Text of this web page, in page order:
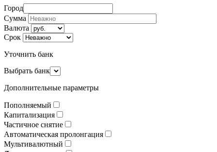
Город
Сумма
Валюта
Срок
Уточнить банк
Выбрать банк
Дополнительные параметры
Пополняемый
Капитализация
Частичное снятие
Автоматическая пролонгация
Мультивалютный